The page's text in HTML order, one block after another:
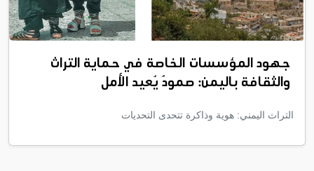
جهود المؤسسات الخاصة في حماية التراث
والثقافة باليمن: صمودٌ يُعيد الأمل
التراث اليمني: هوية وذاكرة تتحدى التحديات